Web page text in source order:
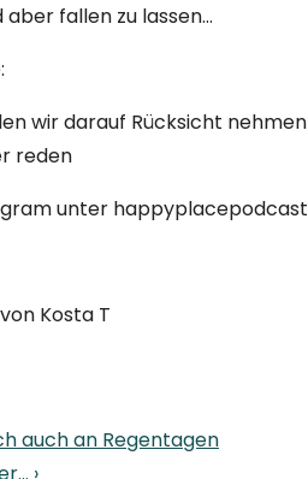
fallen zu lassen…
wir darauf Rücksicht nehmen
reden
unter happyplacepodcast
Kosta T
auch an Regentagen
›